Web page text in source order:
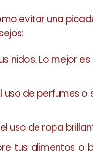
evitar una
nidos. Lo mejor
de perfumes
uso de ropa
tus alimentos